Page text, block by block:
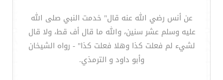
عن أنس رضي الله عنه قال" خدمت النبي صلى الله
عليه وسلم عشر سنين، والله ما قال أف قط، ولا قال
لشيء لم فعلت كذا وهلا فعلت كذا" - رواه الشيخان
وأبو داود و الترمذي.